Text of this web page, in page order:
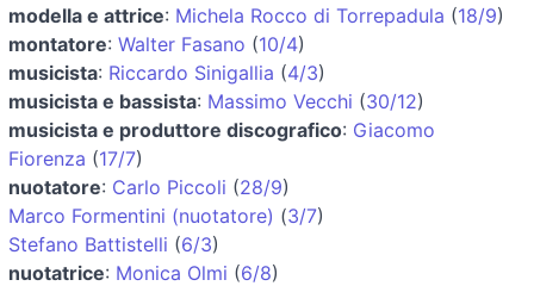
modella e attrice: Michela Rocco di Torrepadula (18/9)
montatore: Walter Fasano (10/4)
musicista: Riccardo Sinigallia (4/3)
musicista e bassista: Massimo Vecchi (30/12)
musicista e produttore discografico: Giacomo
Fiorenza (17/7)
nuotatore: Carlo Piccoli (28/9)
Marco Formentini (nuotatore) (3/7)
Stefano Battistelli (6/3)
nuotatrice: Monica Olmi (6/8)